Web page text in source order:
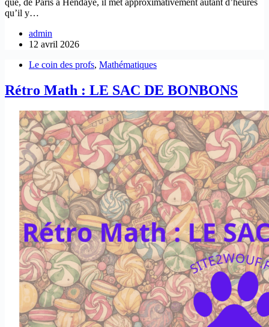
qu’il y…
admin
12 avril 2026
Le coin des profs, Mathématiques
Rétro Math : LE SAC DE BONBONS